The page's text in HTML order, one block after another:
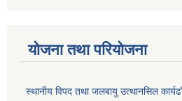
योजना तथा परियोजना
स्थानीय विपद तथा जलबायु उत्थानसिल